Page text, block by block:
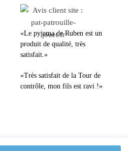
«Le pyjama de Ruben est un
produit de qualité, très
satisfait.»
«Très satisfait de la Tour de
contrôle, mon fils est ravi !»